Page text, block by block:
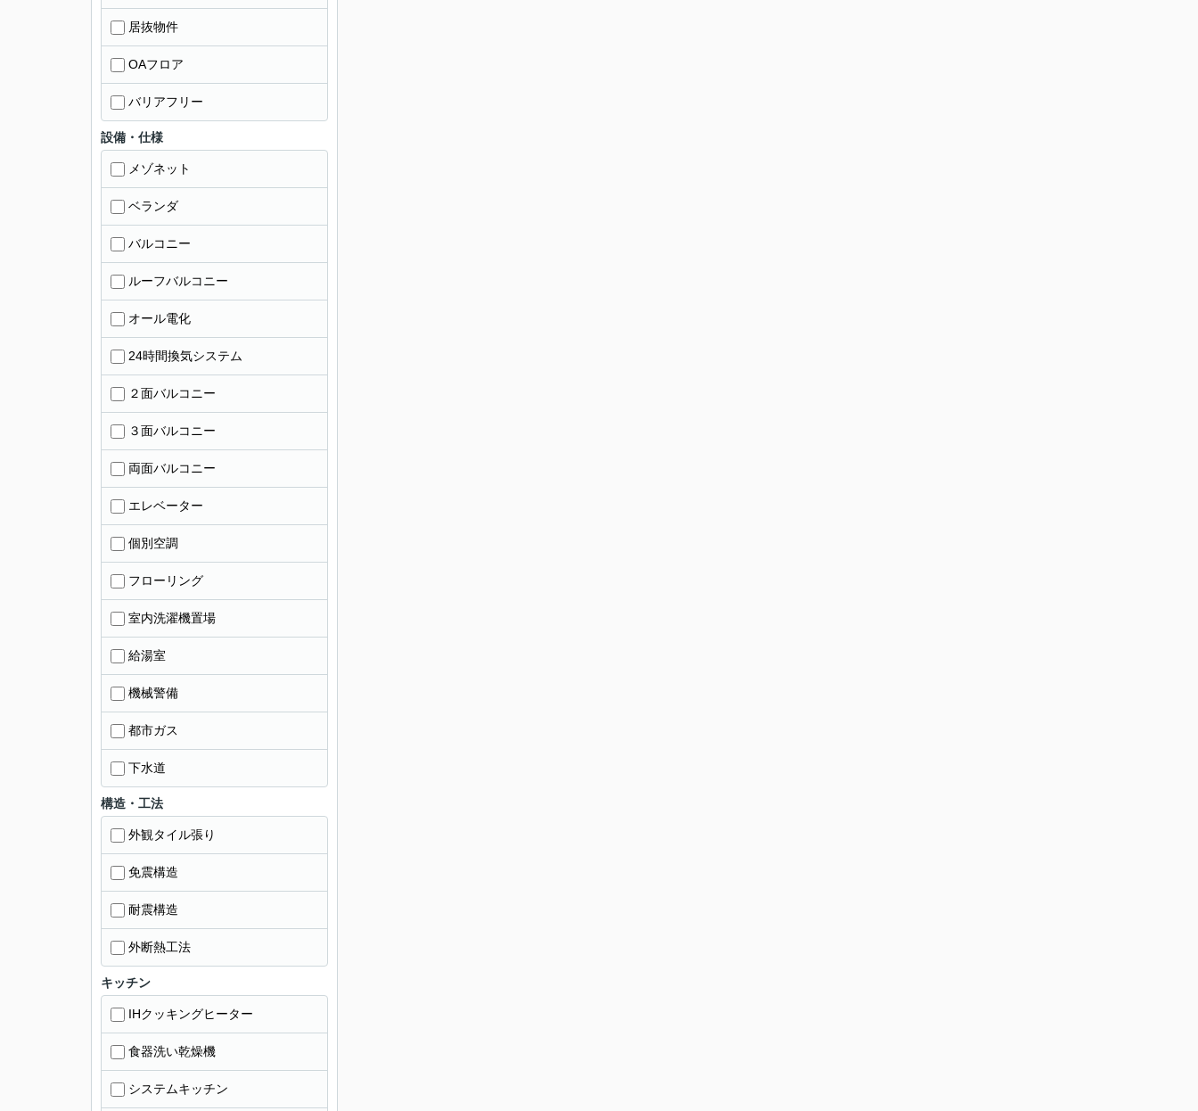
居抜物件
OAフロア
バリアフリー
設備・仕様
メゾネット
ベランダ
バルコニー
ルーフバルコニー
オール電化
24時間換気システム
２面バルコニー
３面バルコニー
両面バルコニー
エレベーター
個別空調
フローリング
室内洗濯機置場
給湯室
機械警備
都市ガス
下水道
構造・工法
外観タイル張り
免震構造
耐震構造
外断熱工法
キッチン
IHクッキングヒーター
食器洗い乾燥機
システムキッチン